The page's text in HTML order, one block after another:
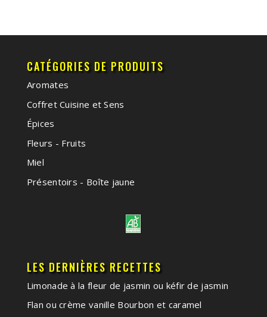
CATÉGORIES DE PRODUITS
Aromates
Coffret Cuisine et Sens
Épices
Fleurs - Fruits
Miel
Présentoirs - Boîte jaune
LES DERNIÈRES RECETTES
Limonade à la fleur de jasmin ou kéfir de jasmin
Flan ou crème vanille Bourbon et caramel